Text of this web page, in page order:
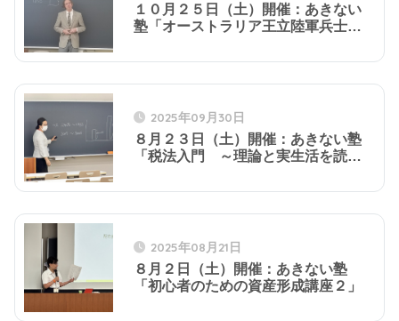
１０月２５日（土）開催：あきない
塾「オーストラリア王立陸軍兵士オ
おける経験1945～1952」
2025年09月30日
８月２３日（土）開催：あきない塾
「税法入門 ～理論と実生活を読み
2025年08月21日
８月２日（土）開催：あきない塾
「初心者のための資産形成講座２」